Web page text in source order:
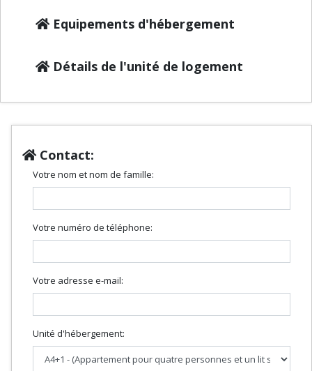
Equipements d'hébergement
Détails de l'unité de logement
Contact:
Votre nom et nom de famille:
Votre numéro de téléphone:
Votre adresse e-mail:
Unité d'hébergement: